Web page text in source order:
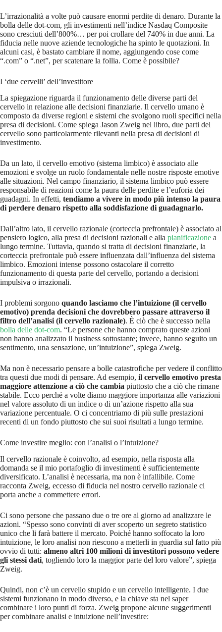
L’irrazionalità a volte può causare enormi perdite di denaro. Durante la
bolla delle dot-com, gli investimenti nell’indice Nasdaq Composite
sono cresciuti dell’800%… per poi crollare del 740% in due anni. La
fiducia nelle nuove aziende tecnologiche ha spinto le quotazioni. In
alcuni casi, è bastato cambiare il nome, aggiungendo cose come
“.com” o “.net”, per scatenare la follia. Come è possibile?
I ‘due cervelli’ dell’investitore
La spiegazione riguarda il funzionamento delle diverse parti del
cervello in relazione alle decisioni finanziarie. Il cervello umano è
composto da diverse regioni e sistemi che svolgono ruoli specifici nella
presa di decisioni. Come spiega Jason Zweig nel libro, due parti del
cervello sono particolarmente rilevanti nella presa di decisioni di
investimento.
Da un lato, il cervello emotivo (sistema limbico) è associato alle
emozioni e svolge un ruolo fondamentale nelle nostre risposte emotive
alle situazioni. Nel campo finanziario, il sistema limbico può essere
responsabile di reazioni come la paura delle perdite e l’euforia dei
guadagni. In effetti, tendiamo a vivere in modo più intenso la paura
di perdere denaro rispetto alla soddisfazione di guadagnarlo.
Dall’altro lato, il cervello razionale (corteccia prefrontale) è associato al
pensiero logico, alla presa di decisioni razionali e alla pianificazione a
lungo termine. Tuttavia, quando si tratta di decisioni finanziarie, la
corteccia prefrontale può essere influenzata dall’influenza del sistema
limbico. Emozioni intense possono ostacolare il corretto
funzionamento di questa parte del cervello, portando a decisioni
impulsiva o irrazionali.
I problemi sorgono quando lasciamo che l’intuizione (il cervello
emotivo) prenda decisioni che dovrebbero passare attraverso il
filtro dell’analisi (il cervello razionale). È ciò che è successo nella
bolla delle dot-com. “Le persone che hanno comprato queste azioni
non hanno analizzato il business sottostante; invece, hanno seguito un
sentimento, una sensazione, un’intuizione”, spiega Zweig.
Ma non è necessario pensare a bolle catastrofiche per vedere il conflitto
tra questi due modi di pensare. Ad esempio, il cervello emotivo presta
maggiore attenzione a ciò che cambia piuttosto che a ciò che rimane
stabile. Ecco perché a volte diamo maggiore importanza alle variazioni
nel valore assoluto di un indice o di un’azione rispetto alla sua
variazione percentuale. O ci concentriamo di più sulle prestazioni
recenti di un fondo piuttosto che sui suoi risultati a lungo termine.
Come investire meglio: con l’analisi o l’intuizione?
Il cervello razionale è coinvolto, ad esempio, nella risposta alla
domanda se il mio portafoglio di investimenti è sufficientemente
diversificato. L’analisi è necessaria, ma non è infallibile. Come
racconta Zweig, eccesso di fiducia nel nostro cervello razionale ci
porta anche a commettere errori.
Ci sono persone che passano due o tre ore al giorno ad analizzare le
azioni. “Spesso sono convinti di aver scoperto un segreto statistico
unico che li farà battere il mercato. Poiché hanno soffocato la loro
intuizione, le loro analisi non riescono a metterli in guardia sul fatto più
ovvio di tutti: almeno altri 100 milioni di investitori possono vedere
gli stessi dati, togliendo loro la maggior parte del loro valore”, spiega
Zweig.
Quindi, non c’è un cervello stupido e un cervello intelligente. I due
sistemi funzionano in modo diverso, e la chiave sta nel saper
combinare i loro punti di forza. Zweig propone alcune suggerimenti
per combinare analisi e intuizione nell’investire: